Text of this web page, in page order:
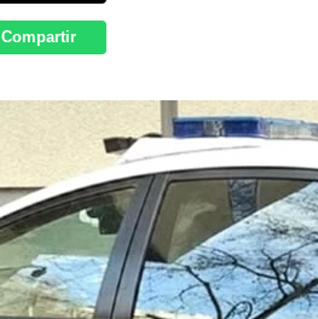
Compartir